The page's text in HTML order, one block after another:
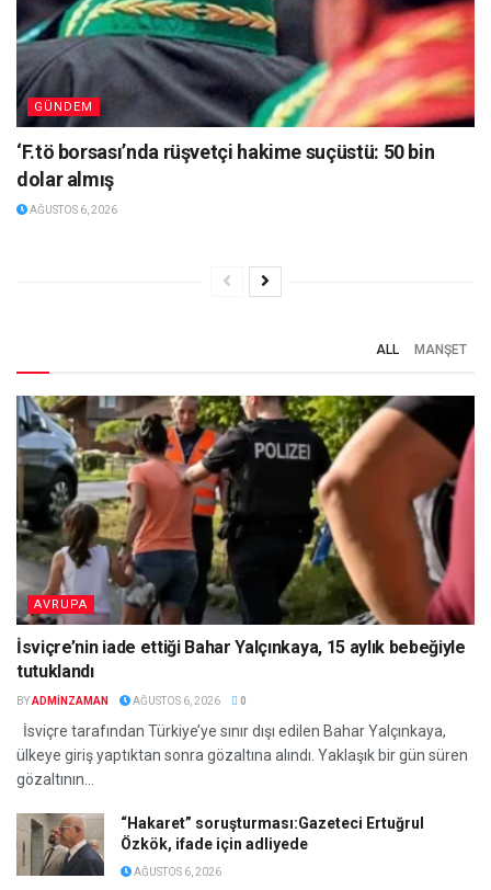
GÜNDEM
‘F.tö borsası’nda rüşvetçi hakime suçüstü: 50 bin
dolar almış
AĞUSTOS 6, 2026
ALL MANŞET
AVRUPA
İsviçre’nin iade ettiği Bahar Yalçınkaya, 15 aylık bebeğiyle
tutuklandı
BYADMINZAMAN AĞUSTOS 6, 2026 0
İsviçre tarafından Türkiye’ye sınır dışı edilen Bahar Yalçınkaya,
ülkeye giriş yaptıktan sonra gözaltına alındı. Yaklaşık bir gün süren
gözaltının...
“Hakaret” soruşturması:Gazeteci Ertuğrul
Özkök, ifade için adliyede
AĞUSTOS 6, 2026